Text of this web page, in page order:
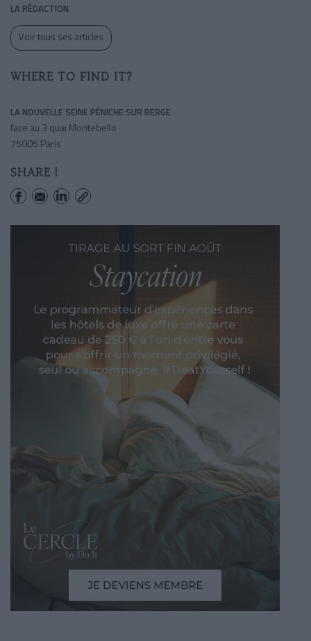
LA RÉDACTION
Voir tous ses articles
WHERE TO FIND IT?
LA NOUVELLE SEINE PÉNICHE SUR BERGE
face au 3 quai Montebello
75005 Paris
SHARE !